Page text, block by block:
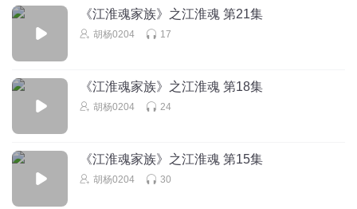
《江淮魂家族》之江淮魂 第21集
胡杨0204 17
《江淮魂家族》之江淮魂 第18集
胡杨0204 24
《江淮魂家族》之江淮魂 第15集
胡杨0204 30